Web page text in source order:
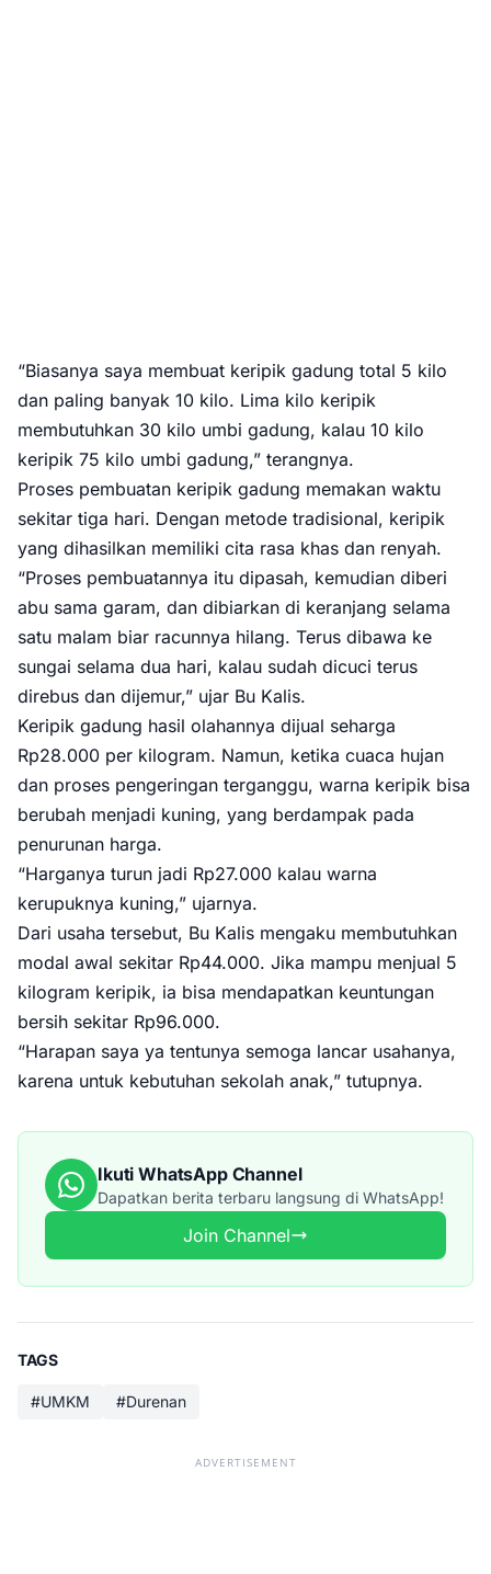
“Biasanya saya membuat keripik gadung total 5 kilo
dan paling banyak 10 kilo. Lima kilo keripik
membutuhkan 30 kilo umbi gadung, kalau 10 kilo
keripik 75 kilo umbi gadung,” terangnya.
Proses pembuatan keripik gadung memakan waktu
sekitar tiga hari. Dengan metode tradisional, keripik
yang dihasilkan memiliki cita rasa khas dan renyah.
“Proses pembuatannya itu dipasah, kemudian diberi
abu sama garam, dan dibiarkan di keranjang selama
satu malam biar racunnya hilang. Terus dibawa ke
sungai selama dua hari, kalau sudah dicuci terus
direbus dan dijemur,” ujar Bu Kalis.
Keripik gadung hasil olahannya dijual seharga
Rp28.000 per kilogram. Namun, ketika cuaca hujan
dan proses pengeringan terganggu, warna keripik bisa
berubah menjadi kuning, yang berdampak pada
penurunan harga.
“Harganya turun jadi Rp27.000 kalau warna
kerupuknya kuning,” ujarnya.
Dari usaha tersebut, Bu Kalis mengaku membutuhkan
modal awal sekitar Rp44.000. Jika mampu menjual 5
kilogram keripik, ia bisa mendapatkan keuntungan
bersih sekitar Rp96.000.
“Harapan saya ya tentunya semoga lancar usahanya,
karena untuk kebutuhan sekolah anak,” tutupnya.
Ikuti WhatsApp Channel
Dapatkan berita terbaru langsung di WhatsApp!
Join Channel
TAGS
#UMKM #Durenan
ADVERTISEMENT